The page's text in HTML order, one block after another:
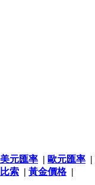
美元匯率 | 歐元匯率 |
比索 | 黃金價格|